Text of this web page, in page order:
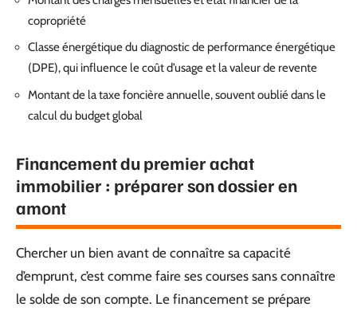
copropriété
Classe énergétique du diagnostic de performance énergétique
(DPE), qui influence le coût d’usage et la valeur de revente
Montant de la taxe foncière annuelle, souvent oublié dans le
calcul du budget global
Financement du premier achat
immobilier : préparer son dossier en
amont
Chercher un bien avant de connaître sa capacité
d’emprunt, c’est comme faire ses courses sans connaître
le solde de son compte. Le financement se prépare